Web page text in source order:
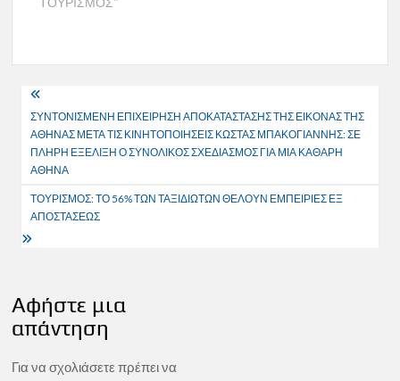
Πλοήγηση
άρθρων
ΣΥΝΤΟΝΙΣΜΕΝΗ ΕΠΙΧΕΙΡΗΣΗ ΑΠΟΚΑΤΑΣΤΑΣΗΣ ΤΗΣ ΕΙΚΟΝΑΣ ΤΗΣ
ΑΘΗΝΑΣ ΜΕΤΑ ΤΙΣ ΚΙΝΗΤΟΠΟΙΗΣΕΙΣ ΚΩΣΤΑΣ ΜΠΑΚΟΓΙΑΝΝΗΣ: ΣΕ
ΠΛΗΡΗ ΕΞΕΛΙΞΗ Ο ΣΥΝΟΛΙΚΟΣ ΣΧΕΔΙΑΣΜΟΣ ΓΙΑ ΜΙΑ ΚΑΘΑΡΗ
ΑΘΗΝΑ
ΤΟΥΡΙΣΜΟΣ: ΤΟ 56% ΤΩΝ ΤΑΞΙΔΙΩΤΩΝ ΘΕΛΟΥΝ ΕΜΠΕΙΡΙΕΣ ΕΞ
ΑΠΟΣΤΑΣΕΩΣ
Αφήστε μια
απάντηση
Για να σχολιάσετε πρέπει να